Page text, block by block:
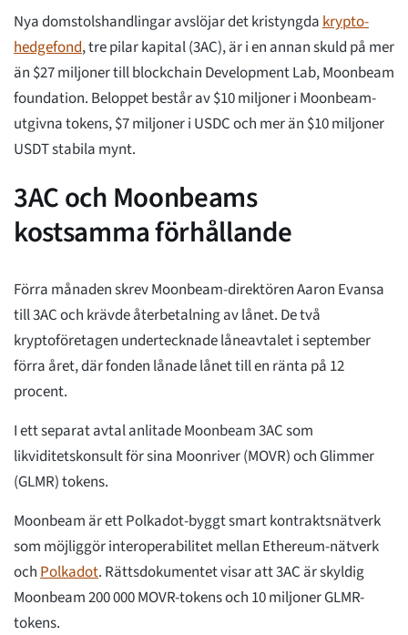
Nya domstolshandlingar avslöjar det kristyngda krypto-
hedgefond, tre pilar kapital (3AC), är i en annan skuld på mer
än $27 miljoner till blockchain Development Lab, Moonbeam
foundation. Beloppet består av $10 miljoner i Moonbeam-
utgivna tokens, $7 miljoner i USDC och mer än $10 miljoner
USDT stabila mynt.
3AC och Moonbeams
kostsamma förhållande
Förra månaden skrev Moonbeam-direktören Aaron Evansa
till 3AC och krävde återbetalning av lånet. De två
kryptoföretagen undertecknade låneavtalet i september
förra året, där fonden lånade lånet till en ränta på 12
procent.
I ett separat avtal anlitade Moonbeam 3AC som
likviditetskonsult för sina Moonriver (MOVR) och Glimmer
(GLMR) tokens.
Moonbeam är ett Polkadot-byggt smart kontraktsnätverk
som möjliggör interoperabilitet mellan Ethereum-nätverk
och Polkadot. Rättsdokumentet visar att 3AC är skyldig
Moonbeam 200 000 MOVR-tokens och 10 miljoner GLMR-
tokens.